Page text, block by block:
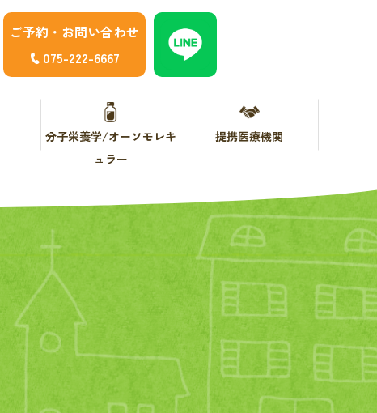
ご予約・お問い合わせ
075-222-6667
分子栄養学/オーソモレキ
ュラー
提携医療機関